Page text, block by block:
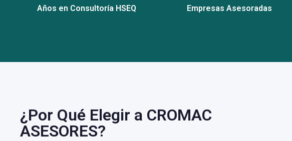
Años en Consultoría HSEQ Empresas Asesoradas
¿Por Qué Elegir a CROMAC
ASESORES?